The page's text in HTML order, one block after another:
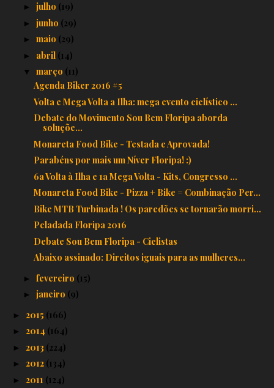
► julho (19)
► junho (29)
► maio (29)
► abril (14)
▼ março (11)
Agenda Biker 2016 #5
Volta e Mega Volta a Ilha: mega evento ciclístico ...
Debate do Movimento Sou Bem Floripa aborda
soluçõe...
Monareta Food Bike - Testada e Aprovada!
Parabéns por mais um Níver Floripa! :)
6a Volta à Ilha e 1a Mega Volta - Kits, Congresso ...
Monareta Food Bike - Pizza + Bike = Combinação Per...
Bike MTB Turbinada ! Os paredões se tornarão morri...
Peladada Floripa 2016
Debate Sou Bem Floripa - Ciclistas
Abaixo assinado: ​Direitos iguais para as mulheres...
► fevereiro (15)
► janeiro (9)
► 2015 (166)
► 2014 (164)
► 2013 (224)
► 2012 (134)
► 2011 (124)